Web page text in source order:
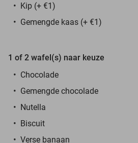
Kip (+ €1)
Gemengde kaas (+ €1)
1 of 2 wafel(s) naar keuze
Chocolade
Gemengde chocolade
Nutella
Biscuit
Verse banaan